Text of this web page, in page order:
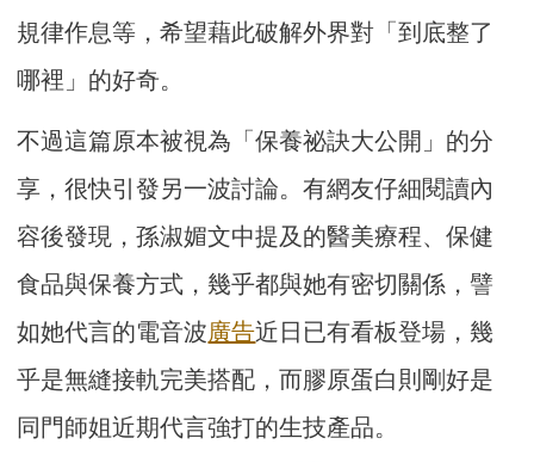
規律作息等，希望藉此破解外界對「到底整了
哪裡」的好奇。
不過這篇原本被視為「保養祕訣大公開」的分
享，很快引發另一波討論。有網友仔細閱讀內
容後發現，孫淑媚文中提及的醫美療程、保健
食品與保養方式，幾乎都與她有密切關係，譬
如她代言的電音波廣告近日已有看板登場，幾
乎是無縫接軌完美搭配，而膠原蛋白則剛好是
同門師姐近期代言強打的生技產品。